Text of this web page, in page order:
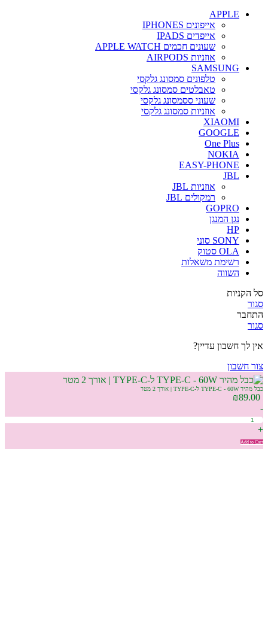
APPLE
אייפונים IPHONES
אייפדים IPADS
שעונים חכמים APPLE WATCH
אוזניות AIRPODS
SAMSUNG
טלפונים סמסונג גלקסי
טאבלטים סמסונג גלקסי
שעוני ססמסונג גלקסי
אוזניות סמסונג גלקסי
XIAOMI
GOOGLE
One Plus
NOKIA
EASY-PHONE
JBL
אוזניות JBL
רמקולים JBL
GOPRO
נגן המנגן
HP
SONY סוני
OLA סטוק
רשימת משאלות
השווה
סל הקניות
סגור
התחבר
סגור
אין לך חשבון עדיין?
צור חשבון
כבל מהיר TYPE-C - 60W ל-TYPE-C | אורך 2 מטר
₪89.00
-
+
Add to Cart